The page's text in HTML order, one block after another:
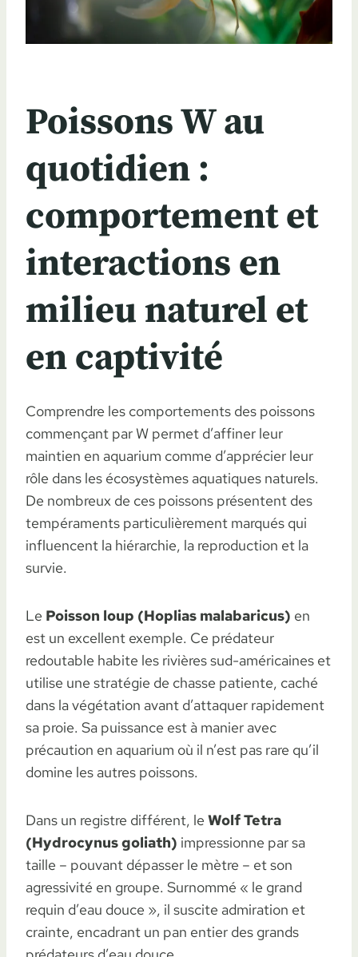
Poissons W au
quotidien :
comportement et
interactions en
milieu naturel et
en captivité
Comprendre les comportements des poissons
commençant par W permet d’affiner leur
maintien en aquarium comme d’apprécier leur
rôle dans les écosystèmes aquatiques naturels.
De nombreux de ces poissons présentent des
tempéraments particulièrement marqués qui
influencent la hiérarchie, la reproduction et la
survie.
Le Poisson loup (Hoplias malabaricus) en
est un excellent exemple. Ce prédateur
redoutable habite les rivières sud-américaines et
utilise une stratégie de chasse patiente, caché
dans la végétation avant d’attaquer rapidement
sa proie. Sa puissance est à manier avec
précaution en aquarium où il n’est pas rare qu’il
domine les autres poissons.
Dans un registre différent, le Wolf Tetra
(Hydrocynus goliath) impressionne par sa
taille – pouvant dépasser le mètre – et son
agressivité en groupe. Surnommé « le grand
requin d’eau douce », il suscite admiration et
crainte, encadrant un pan entier des grands